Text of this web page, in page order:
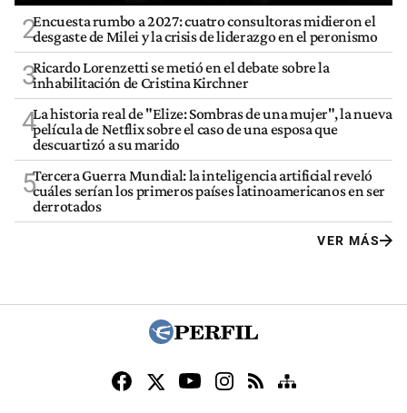
2Encuesta rumbo a 2027: cuatro consultoras midieron el
desgaste de Milei y la crisis de liderazgo en el peronismo
3Ricardo Lorenzetti se metió en el debate sobre la
inhabilitación de Cristina Kirchner
4La historia real de "Elize: Sombras de una mujer", la nueva
película de Netflix sobre el caso de una esposa que
descuartizó a su marido
5Tercera Guerra Mundial: la inteligencia artificial reveló
cuáles serían los primeros países latinoamericanos en ser
derrotados
VER MÁS